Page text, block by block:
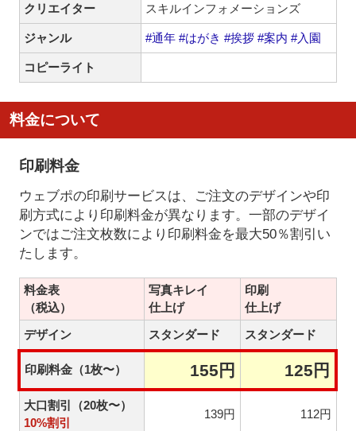
クリエイター スキルインフォメーションズ
ジャンル #通年 #はがき #挨拶 #案内 #入園
コピーライト
料金について
印刷料金
ウェブポの印刷サービスは、ご注文のデザインや印
刷方式により印刷料金が異なります。一部のデザイ
ンではご注文枚数により印刷料金を最大50％割引い
たします。
料金表
（税込）
写真キレイ
仕上げ
印刷
仕上げ
デザイン
スタンダード スタンダード
印刷料金（1枚〜） 155円 125円
大口割引（20枚〜）
10%割引
139円 112円